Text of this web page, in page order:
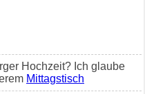
Hochzeit? Ich glaube
Mittagstisch